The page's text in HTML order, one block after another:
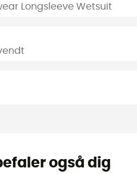
Longsleeve Wetsuit
også dig